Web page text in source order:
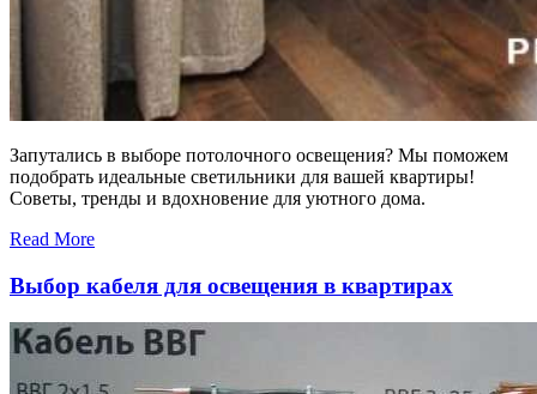
Запутались в выборе потолочного освещения? Мы поможем
подобрать идеальные светильники для вашей квартиры!
Советы, тренды и вдохновение для уютного дома.
Read More
Выбор кабеля для освещения в квартирах